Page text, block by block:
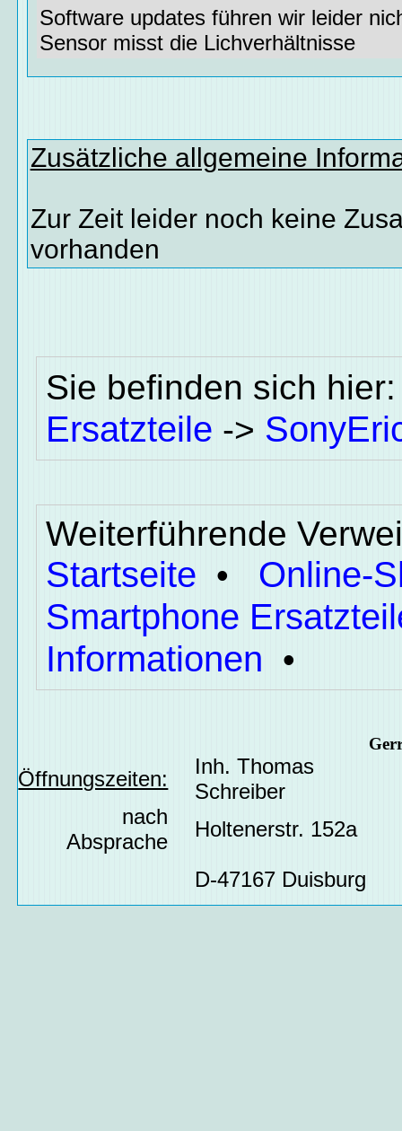
Software updates führen wir leider
Sensor misst die Lichverhältnisse
Zusätzliche allgemeine
Zur Zeit leider noch keine
vorhanden
Sie befinden sich
Ersatzteile ->
Weiterführende
Startseite • Online-
Smartphone
Informationen •
Öffnungszeiten:
Inh. Thomas
Schreiber
nach
Absprache
Holtenerstr. 152a
D-47167 Duisburg